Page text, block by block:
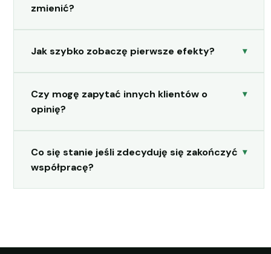
zmienić?
Jak szybko zobaczę pierwsze efekty?
Czy mogę zapytać innych klientów o
opinię?
Co się stanie jeśli zdecyduję się zakończyć
współpracę?